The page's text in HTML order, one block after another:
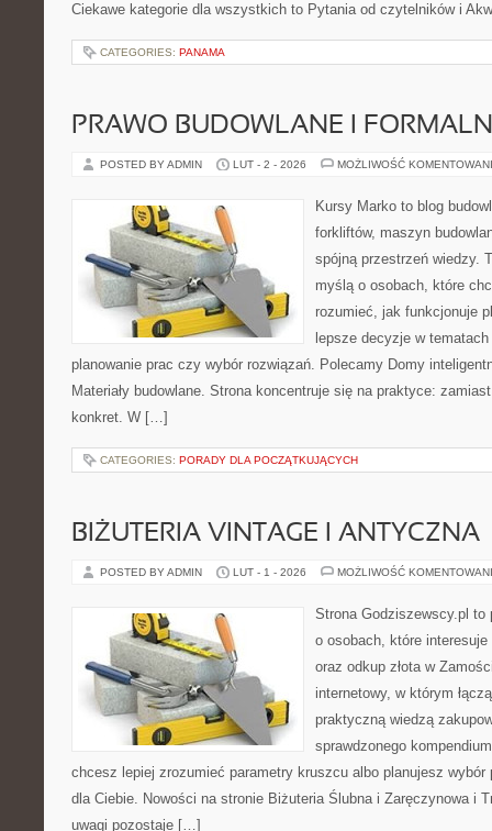
Ciekawe kategorie dla wszystkich to Pytania od czytelników i
CATEGORIES: PANAMA
PRAWO BUDOWLANE I
POSTED BY ADMIN LUT - 2 - 2026 MOŻLIWOŚĆ
Kursy Marko to blog
forkliftów, maszyn
spójną przestrzeń wiedzy.
myślą o osobach, które
rozumieć, jak funkcjonuje
lepsze decyzje w
planowanie prac czy wybór rozwiązań. Polecamy Domy
Materiały budowlane. Strona koncentruje się na praktyce:
konkret. W […]
CATEGORIES: PORADY DLA POCZĄTKUJĄCYCH
BIŻUTERIA VINTAGE I ANTYCZNA
POSTED BY ADMIN LUT - 1 - 2026 MOŻLIWOŚĆ
Strona Godziszewscy.pl to
o osobach, które
oraz odkup złota w
internetowy, w którym
praktyczną wiedzą
sprawdzonego
chcesz lepiej zrozumieć parametry kruszcu albo planujesz
dla Ciebie. Nowości na stronie Biżuteria Ślubna i Zaręczynowa i
uwagi pozostaje […]